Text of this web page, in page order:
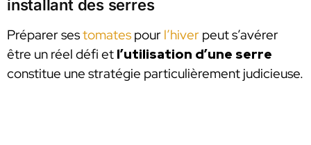
installant des serres
Préparer sestomates pour l’hiver peut s’avérer
être un réel défi et l’utilisation d’une serre
constitue une stratégie particulièrement judicieuse.